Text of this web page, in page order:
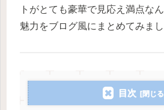
トがとても豪華で見応え満点な
魅力をブログ風にまとめてみまし
目次